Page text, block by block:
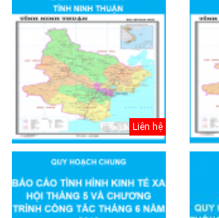
Liên hệ